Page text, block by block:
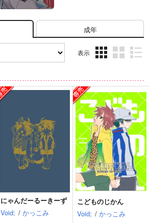
成年
表示
ム
表
示
ム
表
示
ム
表
示
にゃんだーるーきーず
Void; / かっこみ
こどものじかん
Void; / かっこみ